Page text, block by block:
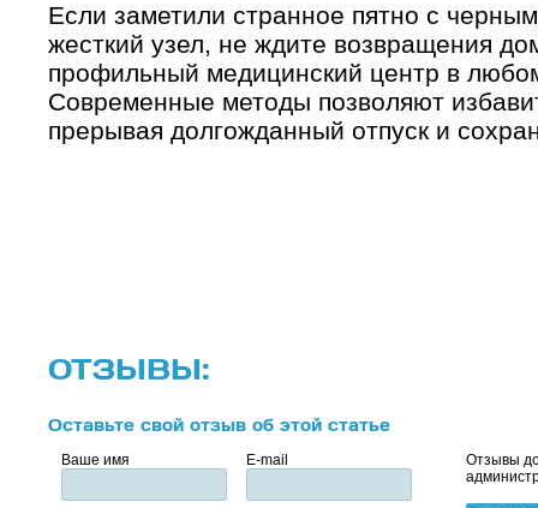
Если заметили странное пятно с
жесткий узел, не ждите возвращения
профильный медицинский центр в
Современные методы позволяют
прерывая долгожданный отпуск и
ОТЗЫВЫ:
Оставьте свой отзыв об этой статье
Ваше имя E-mail
Отзывы